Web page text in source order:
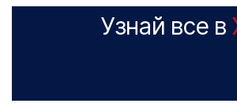
Узнай все в